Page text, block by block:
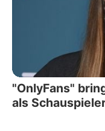
"OnlyFans"
als